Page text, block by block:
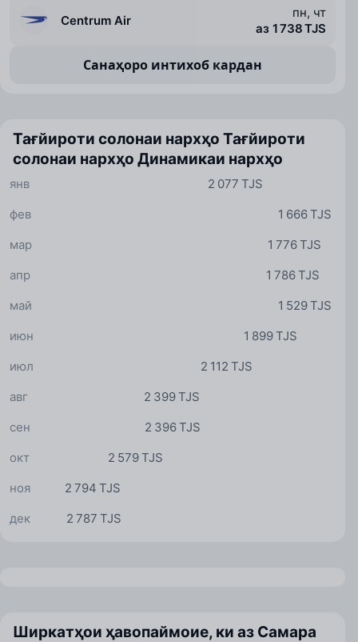
Centrum Air
пн, чт
аз 1 738 TJS
Санаҳоро интихоб кардан
Тағйироти солонаи нархҳо Тағйироти
солонаи нархҳо Динамикаи нархҳо
2 077 TJS
янв
1 666 TJS
фев
1 776 TJS
мар
1 786 TJS
апр
1 529 TJS
май
1 899 TJS
июн
2 112 TJS
июл
2 399 TJS
авг
2 396 TJS
сен
2 579 TJS
окт
2 794 TJS
ноя
2 787 TJS
дек
Ширкатҳои ҳавопаймоие, ки аз Самара